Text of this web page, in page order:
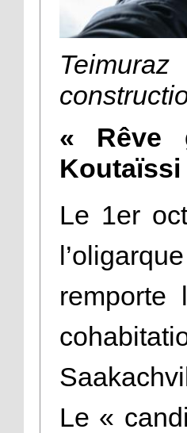
« Rêve
Koutaïssi
Le 1er
remporte
Le «